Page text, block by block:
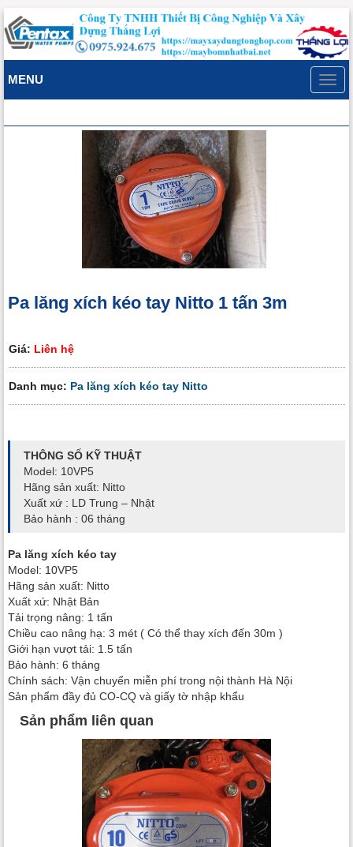
MENU
Pa lăng xích kéo tay Nitto 1 tấn 3m
Giá: Liên hệ
Danh mục: Pa lăng xích kéo tay Nitto
THÔNG SỐ KỸ THUẬT
Model: 10VP5
Hãng sản xuất: Nitto
Xuất xứ : LD Trung – Nhật
Bảo hành : 06 tháng
Pa lăng xích kéo tay
Model: 10VP5
Hãng sản xuất: Nitto
Xuất xứ: Nhật Bản
Tải trọng nâng: 1 tấn
Chiều cao nâng hạ: 3 mét ( Có thể thay xích đến 30m )
Giới hạn vượt tải: 1.5 tấn
Bảo hành: 6 tháng
Chính sách: Vận chuyển miễn phí trong nội thành Hà Nội
Sản phẩm đầy đủ CO-CQ và giấy tờ nhập khẩu
Sản phẩm liên quan